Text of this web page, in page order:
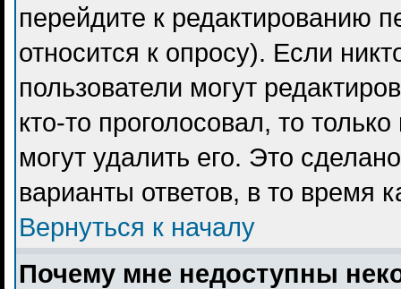
перейдите к редактированию
относится к опросу). Если
пользователи могут
кто-то проголосовал, то
могут удалить его. Это
варианты ответов, в то время
Вернуться к началу
Почему мне недоступны